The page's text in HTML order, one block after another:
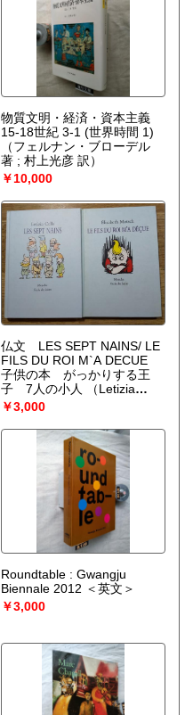
物質文明・経済・資本主義
15-18世紀 3-1 (世界時間 1)
（フェルナン・ブローデル
著 ; 村上光彦 訳）
￥10,000
仏文 LES SEPT NAINS/ LE
FILS DU ROI M`A DECUE
子供の本 がっかりする王
子 7人の小人
（Letizia
Cella / Elisabeth Motsch）
￥3,000
Roundtable : Gwangju
Biennale 2012 ＜英文＞
￥3,000